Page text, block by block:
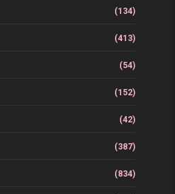
(134)
(413)
(54)
(152)
(42)
(387)
(834)